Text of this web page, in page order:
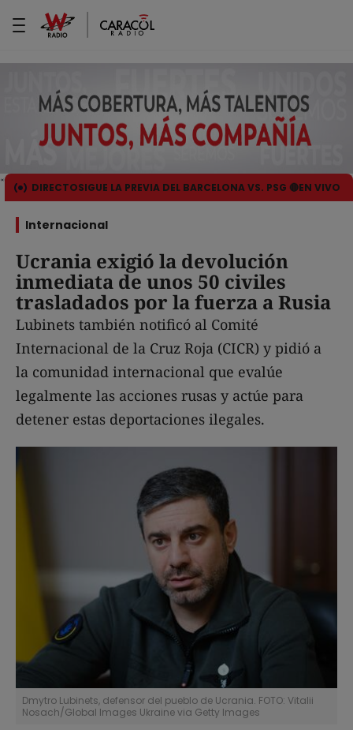
DIRECTOSIGUE LA PREVIA DEL BARCELONA VS. PSG 🔴EN VIVO
Internacional
Ucrania exigió la devolución
inmediata de unos 50 civiles
trasladados por la fuerza a Rusia
Lubinets también notificó al Comité
Internacional de la Cruz Roja (CICR) y pidió a
la comunidad internacional que evalúe
legalmente las acciones rusas y actúe para
detener estas deportaciones ilegales.
Dmytro Lubinets, defensor del pueblo de Ucrania. FOTO: Vitalii
Nosach/Global Images Ukraine via Getty Images